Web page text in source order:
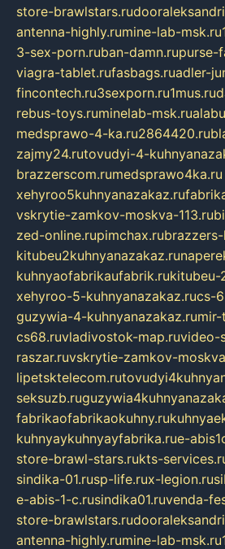
store-brawlstars.ru
antenna-highly.rumine-lab-msk.ru
3-sex-porn.ruban-damn.rupurse-
viagra-tablet.rufasbags.ruadler-
fincontech.ru3sexporn.ru1mus.ru
rebus-toys.ruminelab-msk.ru
medsprawo-4-ka.ru2864420.ru
zajmy24.rutovudyi-4-
brazzerscom.rumedsprawo4ka.ru
xehyroo5kuhnyanazakaz.ru
vskrytie-zamkov-moskva-113.ru
zed-online.rupimchax.ru
kitubeu2kuhnyanazakaz.ru
kuhnyaofabrikaufabrik.rukitubeu-
xehyroo-5-kuhnyanazakaz.rucs-
guzywia-4-kuhnyanazakaz.rumir-
cs68.ruvladivostok-map.ruvideo-
raszar.ruvskrytie-zamkov-
lipetsktelecom.ru
seksuzb.ru
fabrikaofabrikaokuhny.ru
kuhnyaykuhnyayfabrika.rue-
store-brawl-stars.rukts-
sindika-01.rusp-life.rux-legion.ru
e-abis-1-c.rusindika01.ruvenda-
store-brawlstars.ru
antenna-highly.rumine-lab-msk.ru